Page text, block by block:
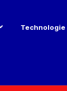
Technologie